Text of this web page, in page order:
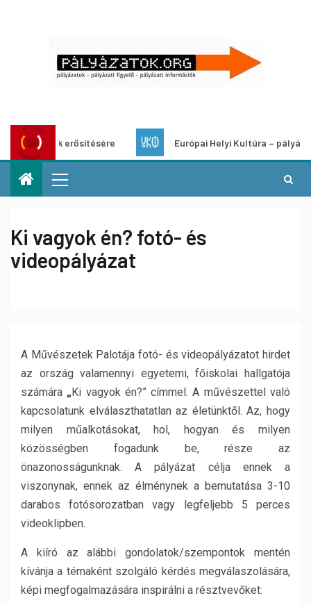
Európai Helyi Kultúra – pályázat helyi
Ki vagyok én? fotó- és
videopályázat
A Művészetek Palotája fotó- és videopályázatot hirdet
az ország valamennyi egyetemi, főiskolai hallgatója
számára „Ki vagyok én?” címmel. A művészettel való
kapcsolatunk elválaszthatatlan az életünktől. Az, hogy
milyen műalkotásokat, hol, hogyan és milyen
közösségben fogadunk be, része az
önazonosságunknak. A pályázat célja ennek a
viszonynak, ennek az élménynek a bemutatása 3-10
darabos fotósorozatban vagy legfeljebb 5 perces
videoklipben.
A kiíró az alábbi gondolatok/szempontok mentén
kívánja a témaként szolgáló kérdés megválaszolására,
képi megfogalmazására inspirálni a résztvevőket: